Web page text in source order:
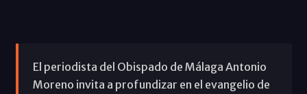
El periodista del Obispado de Málaga Antonio
Moreno invita a profundizar en el evangelio de